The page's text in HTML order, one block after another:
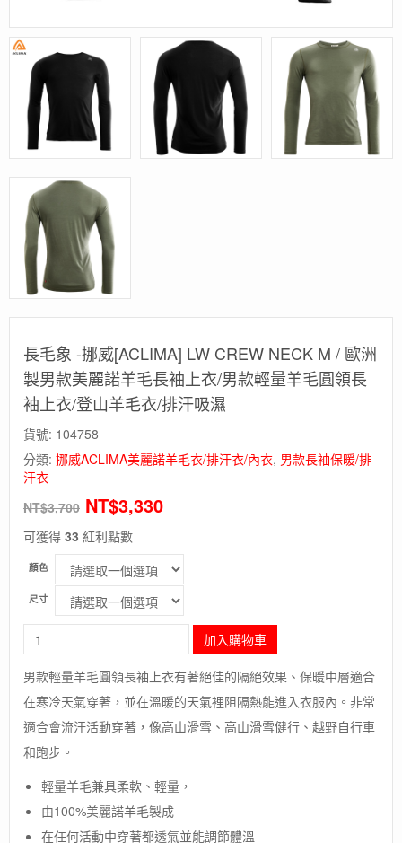
長毛象 -挪威[ACLIMA] LW CREW NECK M / 歐洲
製男款美麗諾羊毛長袖上衣/男款輕量羊毛圓領長
袖上衣/登山羊毛衣/排汗吸濕
貨號: 104758
分類: 挪威ACLIMA美麗諾羊毛衣/排汗衣/內衣, 男款長袖保暖/排
汗衣
NT$3,700 NT$3,330
可獲得 33 紅利點數
顏色
尺寸
毛
象
-
挪
威
[ACLIMA]
LW
NECK
M
加入購物車
男款輕量羊毛圓領長袖上衣有著絕佳的隔絕效果、保暖中層適合
在寒冷天氣穿著，並在溫暖的天氣裡阻隔熱能進入衣服內。非常
適合會流汗活動穿著，像高山滑雪、高山滑雪健行、越野自行車
和跑步。
輕量羊毛兼具柔軟、輕量，
由100%美麗諾羊毛製成
在任何活動中穿著都透氣並能調節體溫